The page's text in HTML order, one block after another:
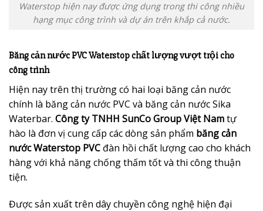
Waterstop hiện nay được ứng dụng trong thi công nhiều
hạng mục công trình và dự án trên khắp cả nước.
Băng cản nước PVC Waterstop chất lượng vượt trội cho
công trình
Hiện nay trên thị trường có hai loại băng cản nước
chính là băng cản nước PVC và băng cản nước Sika
Waterbar. Công ty TNHH SunCo Group Việt Namtự
hào là đơn vị cung cấp các dòng sản phẩm băng cản
nước Waterstop PVC đàn hồi chất lượng cao cho khách
hàng với khả năng chống thấm tốt và thi công thuận
tiện.
Được sản xuất trên dây chuyền công nghệ hiện đại